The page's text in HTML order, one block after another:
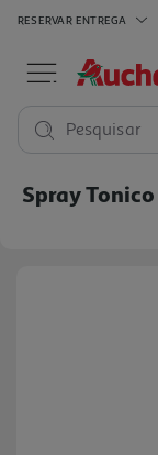
RESERVAR ENTREGA
Pesquisar
Spray